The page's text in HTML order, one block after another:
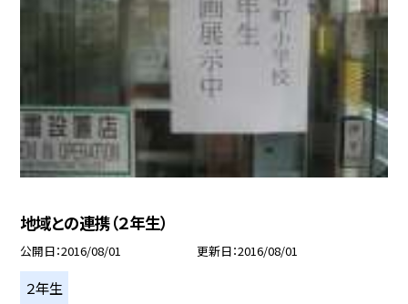
地域との連携（２年生）
公開日 2016/08/01 更新日 2016/08/01
２年生